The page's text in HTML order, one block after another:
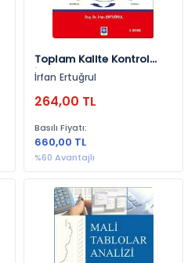
Toplam Kalite Kontrol
İrfan Ertuğrul
İrfan Ertuğrul
264,00 TL
Basılı Fiyatı:
660,00 TL
%60 Avantajlı